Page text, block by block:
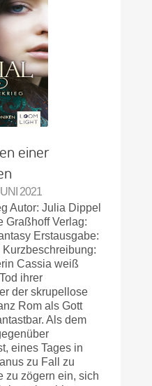
einer
2021
Autor: Julia Dippel
Graßhoff Verlag:
Erstausgabe:
Cassia weiß
ihrer
der skrupellose
Rom als Gott
Als dem
eines Tages in
zu Fall zu
zu zögern ein, sich